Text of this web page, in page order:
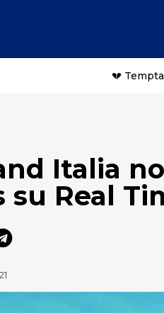
💔
Italia
su Real